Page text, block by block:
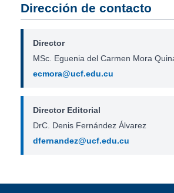
Dirección de contacto
Director
MSc. Eguenia del Carmen Mora
ecmora@ucf.edu.cu
Director Editorial
DrC. Denis Fernández Álvarez
dfernandez@ucf.edu.cu